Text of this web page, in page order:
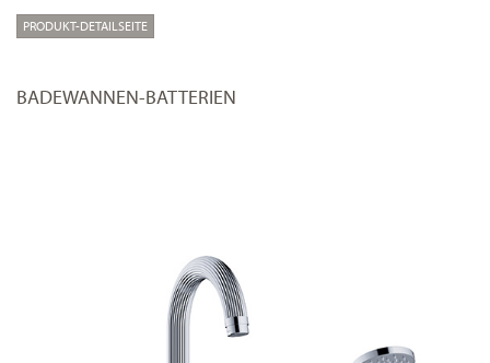
PRODUKT-DETAILSEITE
BADEWANNEN-BATTERIEN